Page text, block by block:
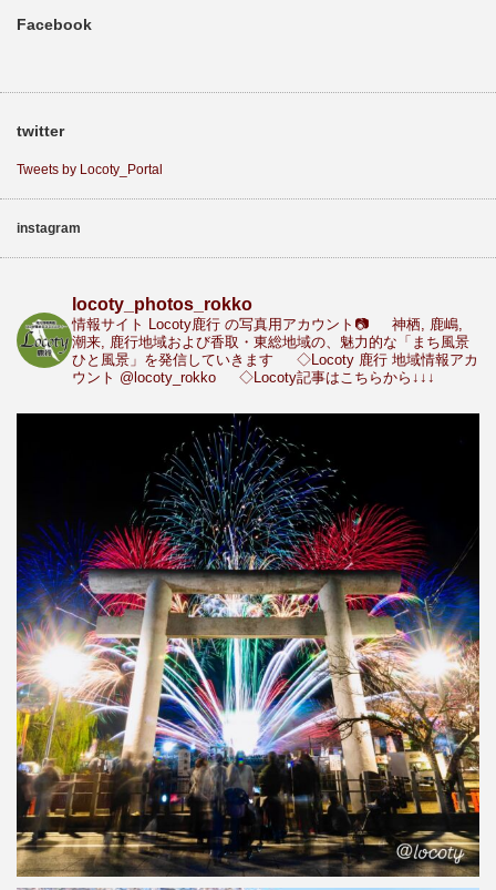
Facebook
twitter
Tweets by Locoty_Portal
instagram
locoty_photos_rokko
情報サイト Locoty鹿行 の写真用アカウント📷
神栖, 鹿嶋,
潮来, 鹿行地域および香取・東総地域の、魅力的な「まち風景
ひと風景」を発信していきます
◇Locoty 鹿行 地域情報アカ
ウント @locoty_rokko ◇Locoty記事はこちらから↓↓↓